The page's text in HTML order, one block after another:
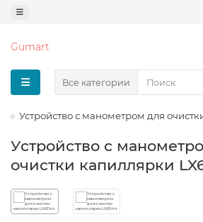
Gumart
Все категории
Устройство с манометром для
Устройство с
очистки капиллярки